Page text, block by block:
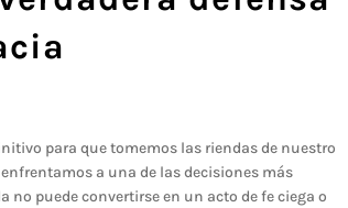
para que tomemos las riendas de nuestro
a una de las decisiones más
puede convertirse en un acto de fe ciega o